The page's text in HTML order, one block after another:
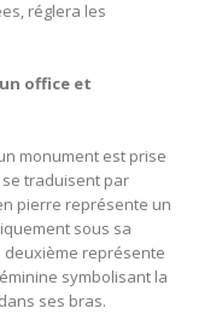
réglera les
office et
monument est prise
se traduisent par
pierre représente un
sous sa
deuxième représente
symbolisant la
ses bras.